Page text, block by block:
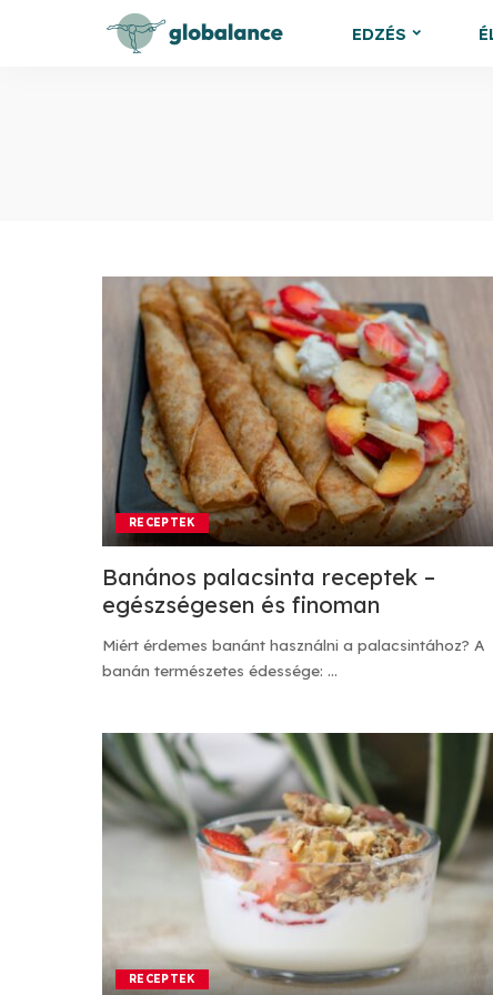
EDZÉS
RECEPTEK
Banános palacsinta receptek –
egészségesen és finoman
Miért érdemes banánt használni a palacsintához? A
banán természetes édessége: ...
RECEPTEK